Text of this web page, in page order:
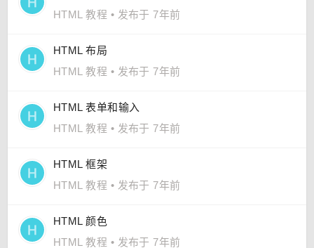
HTML 教程 • 发布于 7年前
HTML 布局
HTML 教程 • 发布于 7年前
HTML 表单和输入
HTML 教程 • 发布于 7年前
HTML 框架
HTML 教程 • 发布于 7年前
HTML 颜色
HTML 教程 • 发布于 7年前